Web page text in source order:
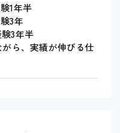
1年半
3年
3年半
ら、実績が伸びる仕